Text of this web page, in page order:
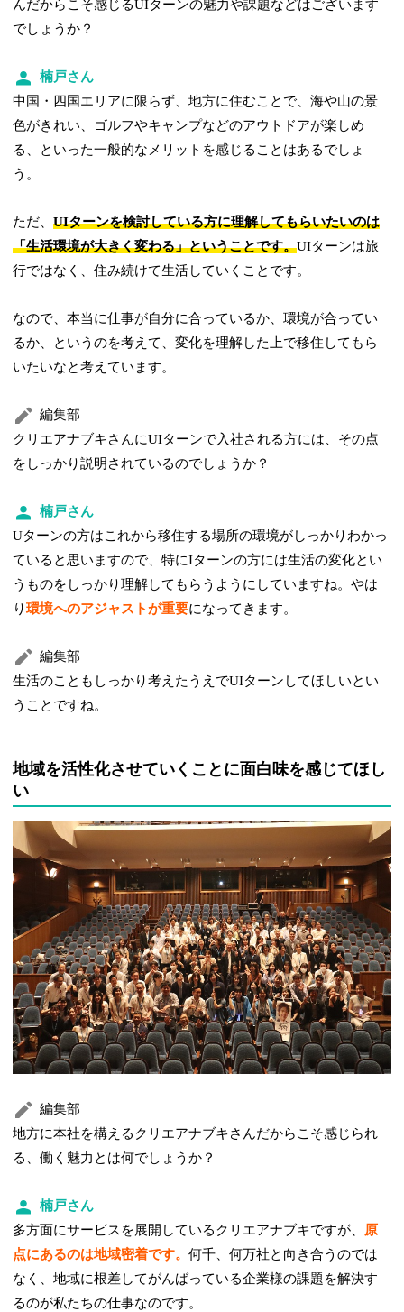
んだからこそ感じるUIターンの魅力や課題などはございます
でしょうか？
楠戸さん
中国・四国エリアに限らず、地方に住むことで、海や山の景
色がきれい、ゴルフやキャンプなどのアウトドアが楽しめ
る、といった一般的なメリットを感じることはあるでしょ
う。
ただ、UIターンを検討している方に理解してもらいたいのは
「生活環境が大きく変わる」ということです。UIターンは旅
行ではなく、住み続けて生活していくことです。
なので、本当に仕事が自分に合っているか、環境が合ってい
るか、というのを考えて、変化を理解した上で移住してもら
いたいなと考えています。
編集部
クリエアナブキさんにUIターンで入社される方には、その点
をしっかり説明されているのでしょうか？
楠戸さん
Uターンの方はこれから移住する場所の環境がしっかりわかっ
ていると思いますので、特にIターンの方には生活の変化とい
うものをしっかり理解してもらうようにしていますね。やは
り環境へのアジャストが重要になってきます。
編集部
生活のこともしっかり考えたうえでUIターンしてほしいとい
うことですね。
地域を活性化させていくことに面白味を感じてほし
い
編集部
地方に本社を構えるクリエアナブキさんだからこそ感じられ
る、働く魅力とは何でしょうか？
楠戸さん
多方面にサービスを展開しているクリエアナブキですが、 原
点にあるのは地域密着です。何千、何万社と向き合うのでは
なく、地域に根差してがんばっている企業様の課題を解決す
るのが私たちの仕事なのです。